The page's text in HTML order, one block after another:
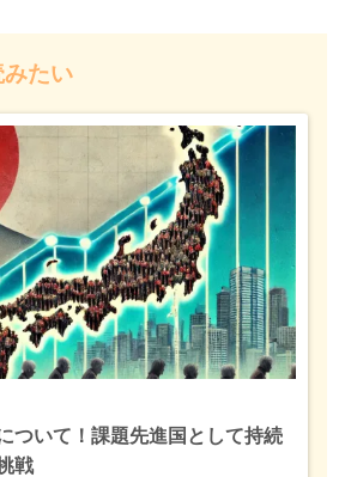
たい
ついて！課題先進国として持続
戦